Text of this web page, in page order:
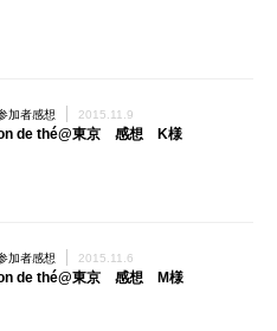
加者感想 2015.11.9
de thé@東京 感想 K様
加者感想 2015.11.6
de thé@東京 感想 M様